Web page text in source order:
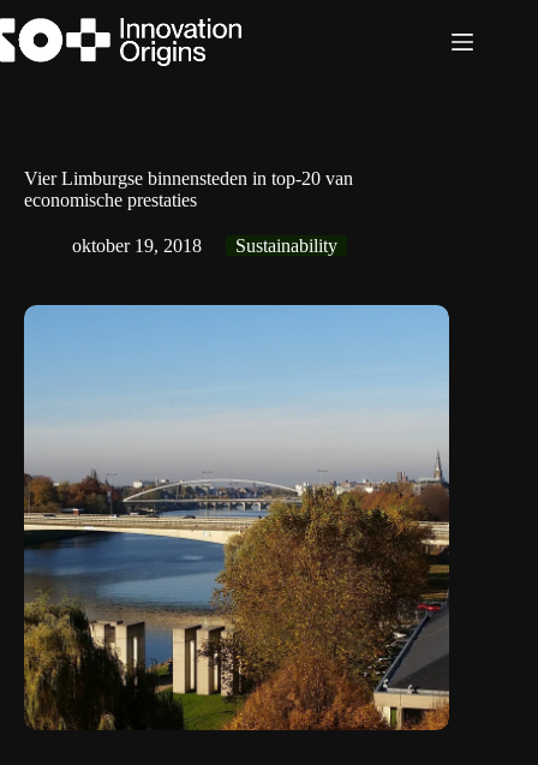
naar
de
Vier Limburgse binnensteden in top-20 van
economische prestaties
oktober 19, 2018 Sustainability